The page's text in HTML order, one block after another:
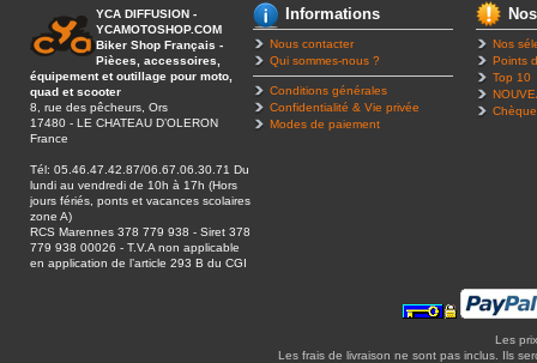
YCA DIFFUSION -
YCAMOTOSHOP.COM
Biker Shop Français -
Pièces, accessoires,
équipement et outillage pour moto,
quad et scooter
8, rue des pêcheurs, Ors
17480 - LE CHATEAU D’OLERON
France
Tél: 05.46.47.42.87/06.67.06.30.71 Du
lundi au vendredi de 10h à 17h (Hors
jours fériés, ponts et vacances scolaires
zone A)
RCS Marennes 378 779 938 - Siret 378
779 938 00026 - T.V.A non applicable
en application de l’article 293 B du CGI
Informations
Nous contacter
Qui sommes-nous ?
Conditions générales
Confidentialité & Vie privée
Modes de paiement
Nos
Points
Top 10
Les
Les frais de livraison ne sont pas inclus. Ils